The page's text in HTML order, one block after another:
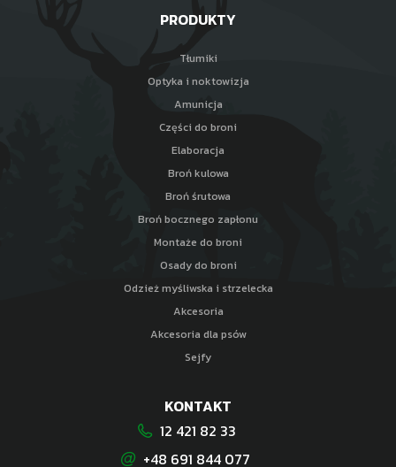
PRODUKTY
Tłumiki
Optyka i noktowizja
Amunicja
Części do broni
Elaboracja
Broń kulowa
Broń śrutowa
Broń bocznego zapłonu
Montaże do broni
Osady do broni
Odzież myśliwska i strzelecka
Akcesoria
Akcesoria dla psów
Sejfy
KONTAKT
12 421 82 33
+48 691 844 077